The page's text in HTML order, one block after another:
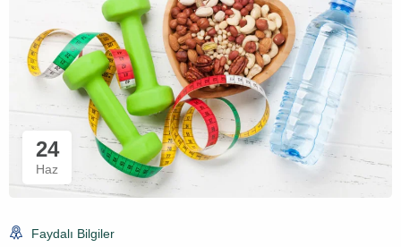
24
Haz
Faydalı Bilgiler